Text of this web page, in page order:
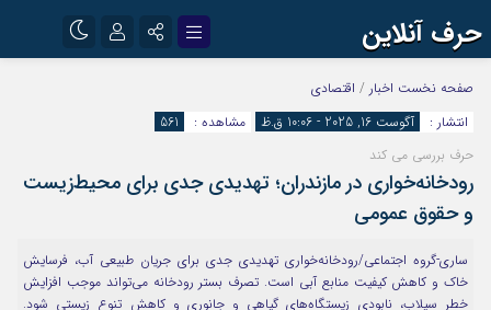
حرف آنلاین
اینستاگرام
آپارات
رمز عبور
مرا به خاطر بسپار
صفحه نخست اخبار / اقتصادی
انتشار :
آگوست 16, 2025 - 10:06 ق.ظ مشاهده :
561
حرف بررسی می کند
رودخانه‌خواری در مازندران؛ تهدیدی جدی برای محیط‌زیست
و حقوق عمومی
ساری-گروه اجتماعی/رودخانه‌خواری تهدیدی جدی برای جریان طبیعی آب، فرسایش
خاک و کاهش کیفیت منابع آبی است. تصرف بستر رودخانه می‌تواند موجب افزایش
خطر سیلاب، نابودی زیستگاه‌های گیاهی و جانوری و کاهش تنوع زیستی شود.